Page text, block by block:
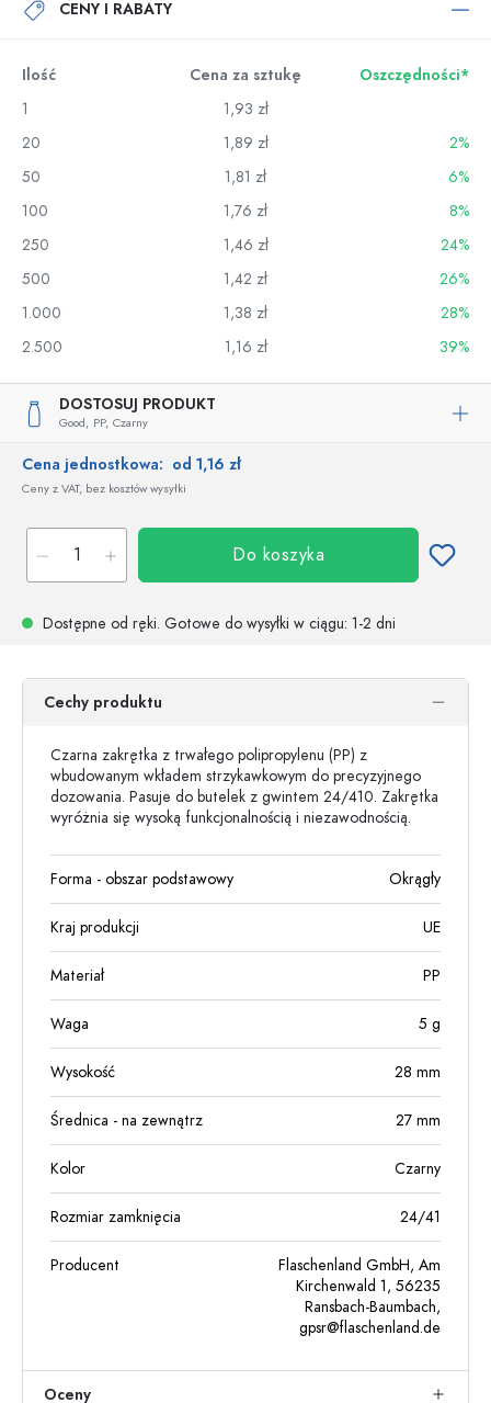
CENY I RABATY
Ilość Cena za sztukę
Oszczędności*
1
1,93 zł
20
1,89 zł
2%
50
1,81 zł
6%
100
1,76 zł
8%
250
1,46 zł
24%
500
1,42 zł
26%
1.000
1,38 zł
28%
2.500
1,16 zł 39%
DOSTOSUJ PRODUKT
Good, PP, Czarny
Cena jednostkowa: od 1,16 zł
Ceny z VAT, bez kosztów wysyłki
Do koszyka
Dostępne od ręki. Gotowe do wysyłki w ciągu: 1-2 dni
Cechy produktu
Czarna zakrętka z trwałego polipropylenu (PP) z
wbudowanym wkładem strzykawkowym do precyzyjnego
dozowania. Pasuje do butelek z gwintem 24/410. Zakrętka
wyróżnia się wysoką funkcjonalnością i niezawodnością.
Forma - obszar podstawowy Okrągły
Kraj produkcji UE
Materiał PP
Waga 5 g
Wysokość 28 mm
Średnica - na zewnątrz 27 mm
Kolor Czarny
Rozmiar zamknięcia 24/41
Producent
Flaschenland GmbH, Am
Kirchenwald 1, 56235
Ransbach-Baumbach,
gpsr@flaschenland.de
Oceny